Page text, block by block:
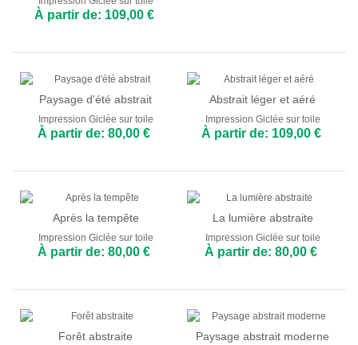
À partir de: 109,00 €
Paysage d'été abstrait
Impression Giclée sur toile
À partir de: 80,00 €
Abstrait léger et aéré
Impression Giclée sur toile
À partir de: 109,00 €
Après la tempête
Impression Giclée sur toile
À partir de: 80,00 €
La lumière abstraite
Impression Giclée sur toile
À partir de: 80,00 €
Forêt abstraite Paysage abstrait moderne